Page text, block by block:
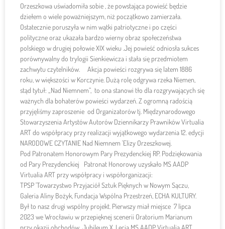
Orzeszkowa uświadomiła sobie , że powstająca powieść będzie
dziełem o wiele poważniejszym, niż początkowo zamierzała.
Ostatecznie poruszyła w nim wątki patriotyczne i po części
polityczne oraz ukazała bardzo wierny obraz społeczeństwa
polskiego w drugiej połowie XIX wieku .Jej powieść odniosła sukces
porównywalny do trylogii Sienkiewicza i stała się przedmiotem
zachwytu czytelników. Akcja powieści rozgrywa się latem 1886
roku, w większości w Korczynie. Dużą rolę odgrywa rzeka Niemen,
stąd tytuł: „Nad Niemnem”, to ona stanowi tło dla rozgrywających się
ważnych dla bohaterów powieści wydarzeń. Z ogromną radością
przyjęliśmy zaproszenie od Organizatorów tj. Międzynarodowego
Stowarzyszenia Artystów Autorów Dziennikarzy Prawników Virtualia
ART do współpracy przy realizacji wyjątkowego wydarzenia 12. edycji
NARODOWE CZYTANIE Nad Niemnem 'Elizy Orzeszkowej.
Pod Patronatem Honorowym Pary Prezydenckiej RP. Podziękowania
od Pary Prezydenckiej Patronat Honorowy uzyskało MS AADP
Virtualia ART przy współpracy i współorganizacji:
TPSP 'Towarzystwo Przyjaciół Sztuk Pięknych w Nowym Sączu,
Galeria Aliny Bożyk, Fundacja Wspólna Przestrzeń, ECHA KULTURY.
Był to nasz drugi wspólny projekt. Pierwszy miał miejsce 7 lipca
2023 we Wrocławiu w przepięknej scenerii Oratorium Marianum
przy okazji obchodów Jubileum X. Lecia MS AADP Virtualia ART